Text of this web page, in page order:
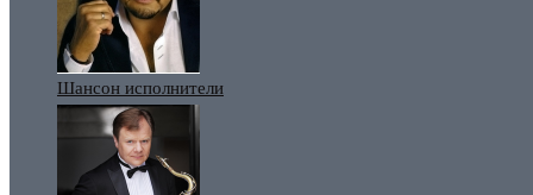
Шансон исполнители